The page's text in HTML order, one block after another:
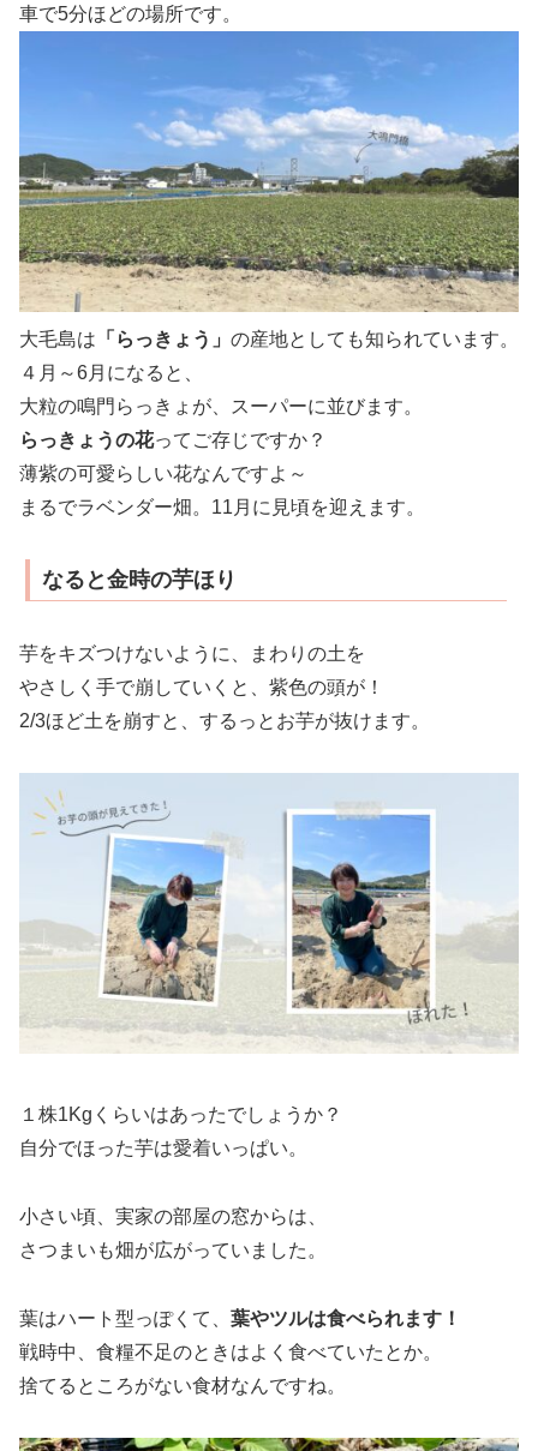
車で5分ほどの場所です。
大毛島は 「らっきょう」 の産地としても知られています。
４月～6月になると、
大粒の鳴門らっきょが、スーパーに並びます。
らっきょうの花ってご存じですか？
薄紫の可愛らしい花なんですよ～
まるでラベンダー畑。11月に見頃を迎えます。
なると金時の芋ほり
芋をキズつけないように、まわりの土を
やさしく手で崩していくと、紫色の頭が！
2/3ほど土を崩すと、するっとお芋が抜けます。
１株1Kgくらいはあったでしょうか？
自分でほった芋は愛着いっぱい。
小さい頃、実家の部屋の窓からは、
さつまいも畑が広がっていました。
葉はハート型っぽくて、 葉やツルは食べられます！
戦時中、食糧不足のときはよく食べていたとか。
捨てるところがない食材なんですね。